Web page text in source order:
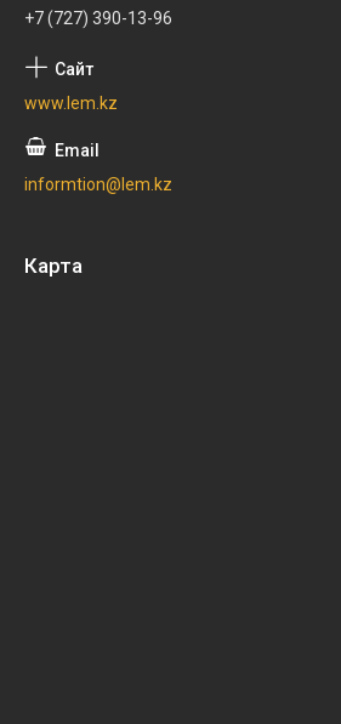
+7 (727) 390-13-96
www.lem.kz
informtion@lem.kz
Карта